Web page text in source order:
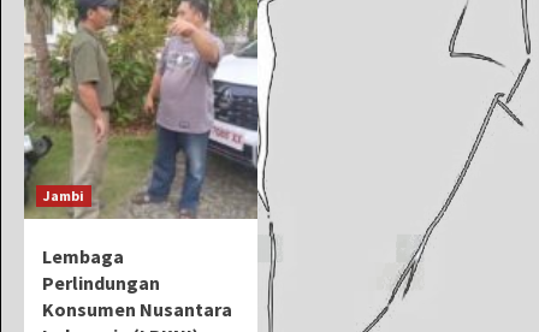
Jambi
Lembaga
Perlindungan
Konsumen Nusantara